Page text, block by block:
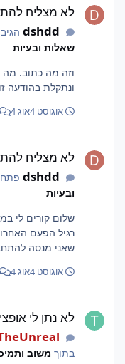
לא מצליח
dshdd
שאלות ובעיות
וזה מה כתוב. מה
ונתקלת בהודעה
אוגוסט 4 אוג 4
לא מצליח
dshddפתח
ובעיות
שאני מנסה להתחבר
אוגוסט 4 אוג 4
לא נתן לי
בתוך משוב